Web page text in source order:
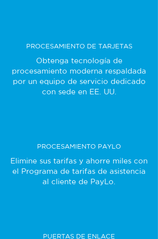
PROCESAMIENTO DE TARJETAS
Obtenga tecnología de
procesamiento moderna respaldada
por un equipo de servicio dedicado
con sede en EE. UU.
PROCESAMIENTO PAYLO
Elimine sus tarifas y ahorre miles con
el Programa de tarifas de asistencia
al cliente de PayLo.
PUERTAS DE ENLACE